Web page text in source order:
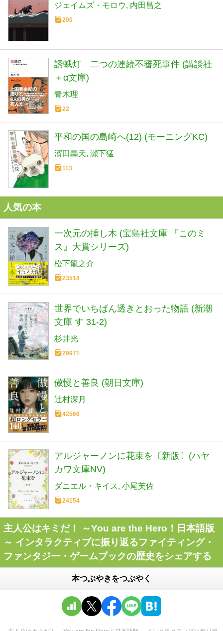
ジェイムズ・モロウ 内田昌之
200
誘蛾灯 二つの連続不審死事件 (講談社
＋α文庫)
青木理
22
平和の国の島崎へ(12) (モーニングKC)
濱田轟天 瀬下猛
113
人気の本
一次元の挿し木 (宝島社文庫 『このミ
ス』大賞シリーズ)
松下龍之介
23518
世界でいちばん透きとおった物語 (新潮
文庫 す 31-2)
杉井光
29971
傲慢と善良 (朝日文庫)
辻村深月
42566
アルジャーノンに花束を〔新版〕(ハヤ
カワ文庫NV)
ダニエル・キイス 小尾芙佐
24154
主人公はキミだ！ ～You are the Hero！日本語版
～ インタラクティブに振り返るファイティング・
ファンタジー・ゲームブックの歴史をシェアする
本つぶやきをつぶやく